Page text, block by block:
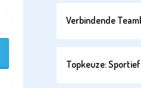
Verbindende
Topkeuze: